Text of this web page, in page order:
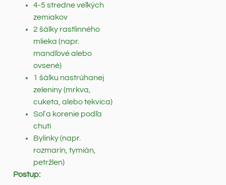
4-5 stredne veľkých
zemiakov
2 šálky rastlinného
mlieka (napr.
mandľové alebo
ovsené)
1 šálku nastrúhanej
zeleniny (mrkva,
cuketa, alebo tekvica)
Soľ a korenie podľa
chuti
Bylinky (napr.
rozmarín, tymián,
petržlen)
Postup: